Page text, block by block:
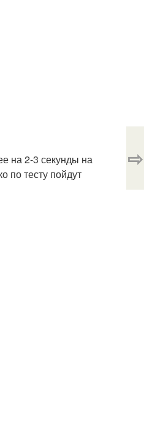
на 2-3 секунды на
по тесту пойдут
⇨